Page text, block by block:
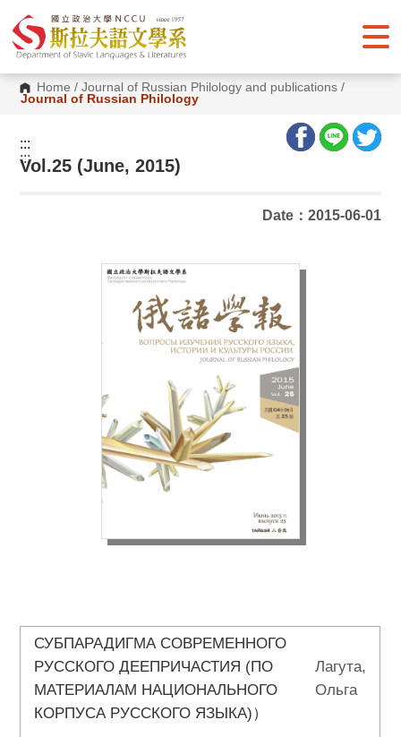
o
Home /Journal of Russian Philology and publications /
Journal of Russian Philology
:::
:::
Vol.25 (June, 2015)
Date：2015-06-01
СУБПАРАДИГМА СОВРЕМЕННОГО
РУССКОГО ДЕЕПРИЧАСТИЯ (ПО
МАТЕРИАЛАМ НАЦИОНАЛЬНОГО
КОРПУСА РУССКОГО ЯЗЫКА)）
Лагута,
Ольга